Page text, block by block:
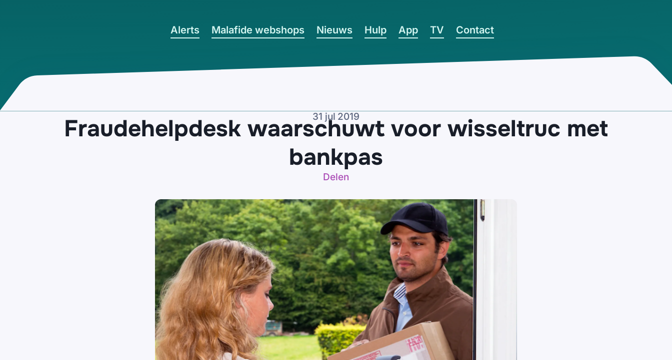
Alerts Malafide webshops Nieuws Hulp App TV Contact
31 jul 2019
Fraudehelpdesk waarschuwt voor wisseltruc met
bankpas
Delen